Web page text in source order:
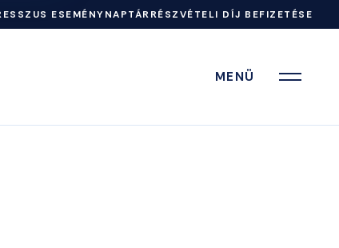
ESEMÉNYNAPTÁRRÉSZVÉTELI DÍJ BEFIZETÉSE
MENÜ